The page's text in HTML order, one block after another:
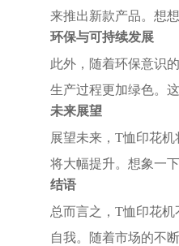
来推出新款产品。想
环保与可持续发展
此外，随着环保意识
生产过程更加绿色。
未来展望
展望未来，T恤印花
将大幅提升。想象一
结语
总而言之，T恤印花
自我。随着市场的不